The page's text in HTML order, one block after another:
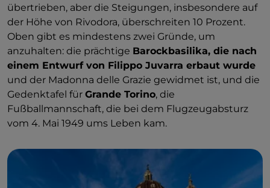
übertrieben, aber die Steigungen, insbesondere auf
der Höhe von Rivodora, überschreiten 10 Prozent.
Oben gibt es mindestens zwei Gründe, um
anzuhalten: die prächtige Barockbasilika, die nach
einem Entwurf von Filippo Juvarra erbaut wurde
und der Madonna delle Grazie gewidmet ist, und die
Gedenktafel für Grande Torino, die
Fußballmannschaft, die bei dem Flugzeugabsturz
vom 4. Mai 1949 ums Leben kam.